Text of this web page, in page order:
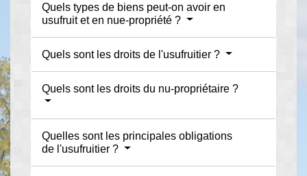
Quels types de biens peut-on avoir en
usufruit et en nue-propriété ?
Quels sont les droits de l'usufruitier ?
Quels sont les droits du nu-propriétaire ?
Quelles sont les principales obligations
de l'usufruitier ?